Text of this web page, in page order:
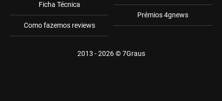
Ficha Técnica
Como fazemos reviews
Prémios 4gnews
2013 - 2026 ©7Graus